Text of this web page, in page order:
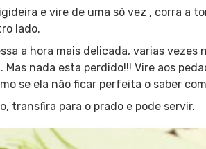
e vire de uma só vez , corra a
lado.
a hora mais delicada, varias vezes
nada esta perdido!!! Vire aos
se ela não ficar perfeita o saber
transfira para o prado e pode servir.